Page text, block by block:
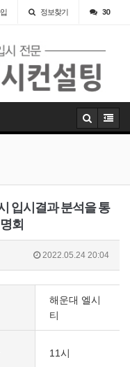
정보찾기 30
입시결과 분석을 통
회
2022.05.24 20:04
해운대 엘시
티
11시